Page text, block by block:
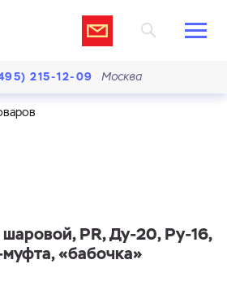
215-12-09 Москва
PR, Ду-20, Ру-16,
«бабочка»